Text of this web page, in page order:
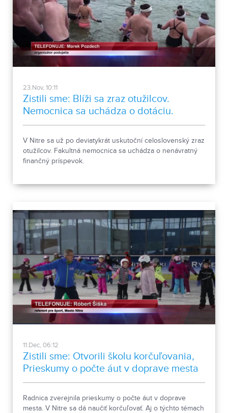
23.Nov, 10:11
Zistili sme: Blíži sa zraz otužilcov.
Nemocnica sa uchádza o dotáciu.
V Nitre sa už po deviatykrát uskutoční celoslovenský zraz
otužilcov. Fakultná nemocnica sa uchádza o nenávratný
finančný príspevok.
11.Dec, 06:12
Zistili sme: Otvorili školu korčuľovania,
Prieskumy o počte áut v doprave mesta
Radnica zverejnila prieskumy o počte áut v doprave
mesta. V Nitre sa dá naučiť korčuľovať. Aj o týchto témach